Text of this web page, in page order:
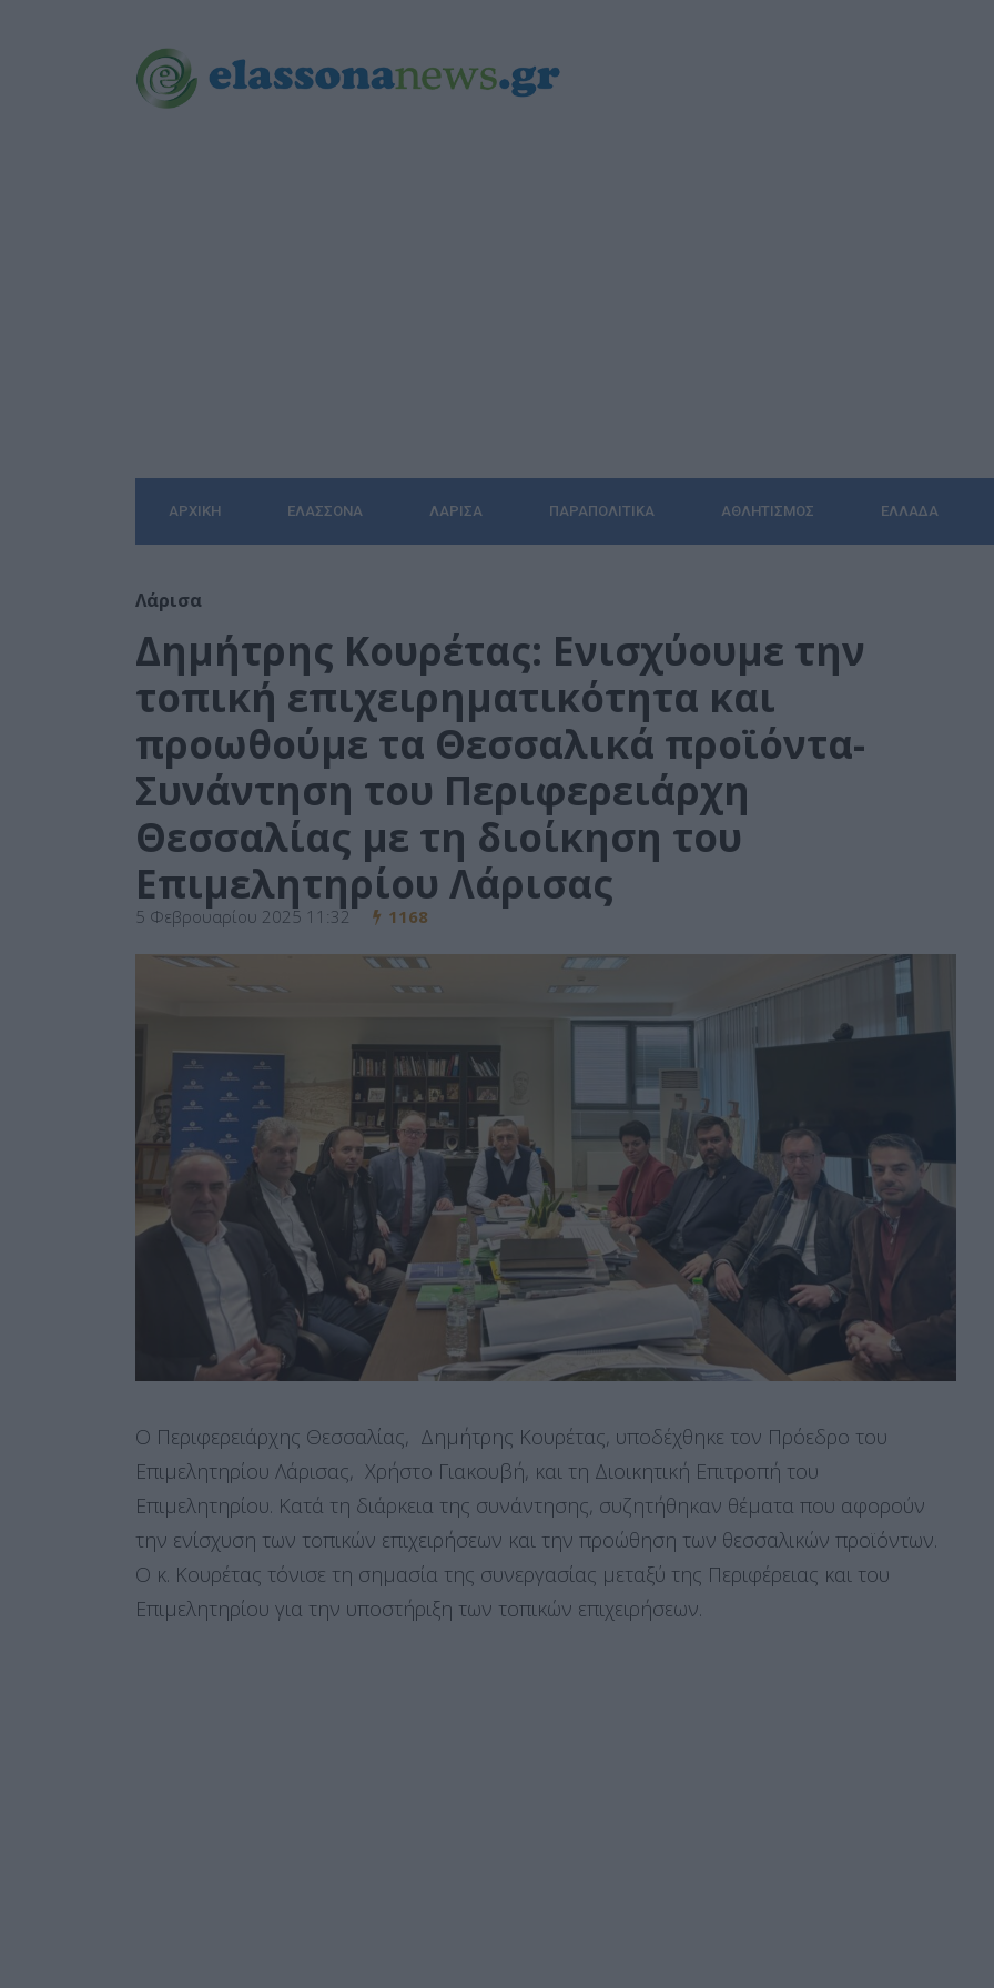
ΑΡΧΙΚΉ ΕΛΑΣΣΌΝΑ ΛΆΡΙΣΑ ΠΑΡΑΠΟΛΙΤΙΚΆ ΑΘΛΗΤΙΣΜΌΣ ΕΛΛΆΔΑ
Λάρισα
Δημήτρης Κουρέτας: Ενισχύουμε την
τοπική επιχειρηματικότητα και
προωθούμε τα Θεσσαλικά προϊόντα-
Συνάντηση του Περιφερειάρχη
Θεσσαλίας με τη διοίκηση του
Επιμελητηρίου Λάρισας
5 Φεβρουαρίου 2025 11:32 1168
Ο Περιφερειάρχης Θεσσαλίας, Δημήτρης Κουρέτας, υποδέχθηκε τον Πρόεδρο του
Επιμελητηρίου Λάρισας, Χρήστο Γιακουβή, και τη Διοικητική Επιτροπή του
Επιμελητηρίου. Κατά τη διάρκεια της συνάντησης, συζητήθηκαν θέματα που αφορούν
την ενίσχυση των τοπικών επιχειρήσεων και την προώθηση των θεσσαλικών προϊόντων.
Ο κ. Κουρέτας τόνισε τη σημασία της συνεργασίας μεταξύ της Περιφέρειας και του
Επιμελητηρίου για την υποστήριξη των τοπικών επιχειρήσεων.